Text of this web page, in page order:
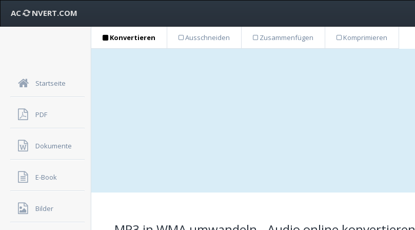
AC NVERT.COM
Startseite
PDF
Dokumente
E-Book
Bilder
Konvertieren Ausschneiden Zusammenfügen Komprimieren